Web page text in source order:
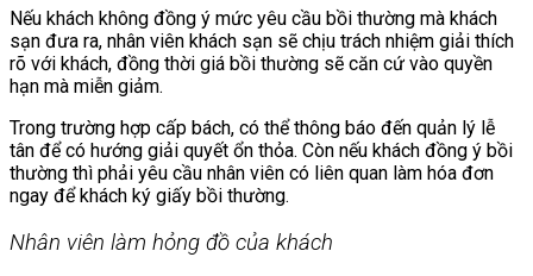
Nếu khách không đồng ý mức yêu cầu bồi thường mà khách
sạn đưa ra, nhân viên khách sạn sẽ chịu trách nhiệm giải thích
rõ với khách, đồng thời giá bồi thường sẽ căn cứ vào quyền
hạn mà miễn giảm.
Trong trường hợp cấp bách, có thể thông báo đến quản lý lễ
tân để có hướng giải quyết ổn thỏa. Còn nếu khách đồng ý bồi
thường thì phải yêu cầu nhân viên có liên quan làm hóa đơn
ngay để khách ký giấy bồi thường.
Nhân viên làm hỏng đồ của khách